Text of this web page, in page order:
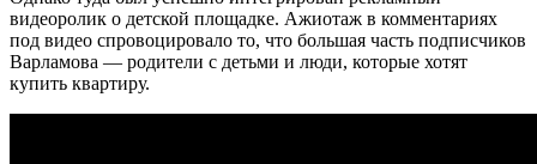
видеоролик о детской площадке. Ажиотаж в комментариях
под видео спровоцировало то, что большая часть подписчиков
Варламова — родители с детьми и люди, которые хотят
купить квартиру.